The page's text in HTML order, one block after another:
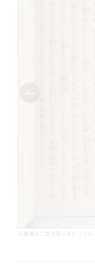
※画像の二次利用にあたっては「